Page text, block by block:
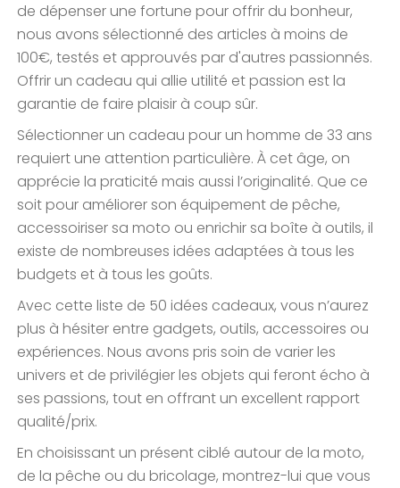
de dépenser une fortune pour offrir du bonheur,
nous avons sélectionné des articles à moins de
100€, testés et approuvés par d'autres passionnés.
Offrir un cadeau qui allie utilité et passion est la
garantie de faire plaisir à coup sûr.
Sélectionner un cadeau pour un homme de 33 ans
requiert une attention particulière. À cet âge, on
apprécie la praticité mais aussi l’originalité. Que ce
soit pour améliorer son équipement de pêche,
accessoiriser sa moto ou enrichir sa boîte à outils, il
existe de nombreuses idées adaptées à tous les
budgets et à tous les goûts.
Avec cette liste de 50 idées cadeaux, vous n’aurez
plus à hésiter entre gadgets, outils, accessoires ou
expériences. Nous avons pris soin de varier les
univers et de privilégier les objets qui feront écho à
ses passions, tout en offrant un excellent rapport
qualité/prix.
En choisissant un présent ciblé autour de la moto,
de la pêche ou du bricolage, montrez-lui que vous